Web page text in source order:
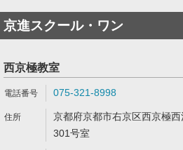
京進スクール・ワン
西京極教室
075-321-8998
京都府京都市右京区西京極
301号室